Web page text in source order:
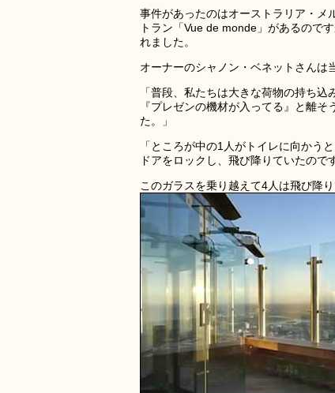
事件があったのはオーストラリア・メ
トラン「Vue de monde」があるので
れました。
オーナーのシャノン・ベネットさんは
「普段、私たちは大きな荷物の持ち
『プレゼンの機材が入ってる』と離
た。」
「ところが中の1人がトイレに向かう
ドアをロックし、飛び降りていたので
このガラスを乗り越えて4人は飛び降り